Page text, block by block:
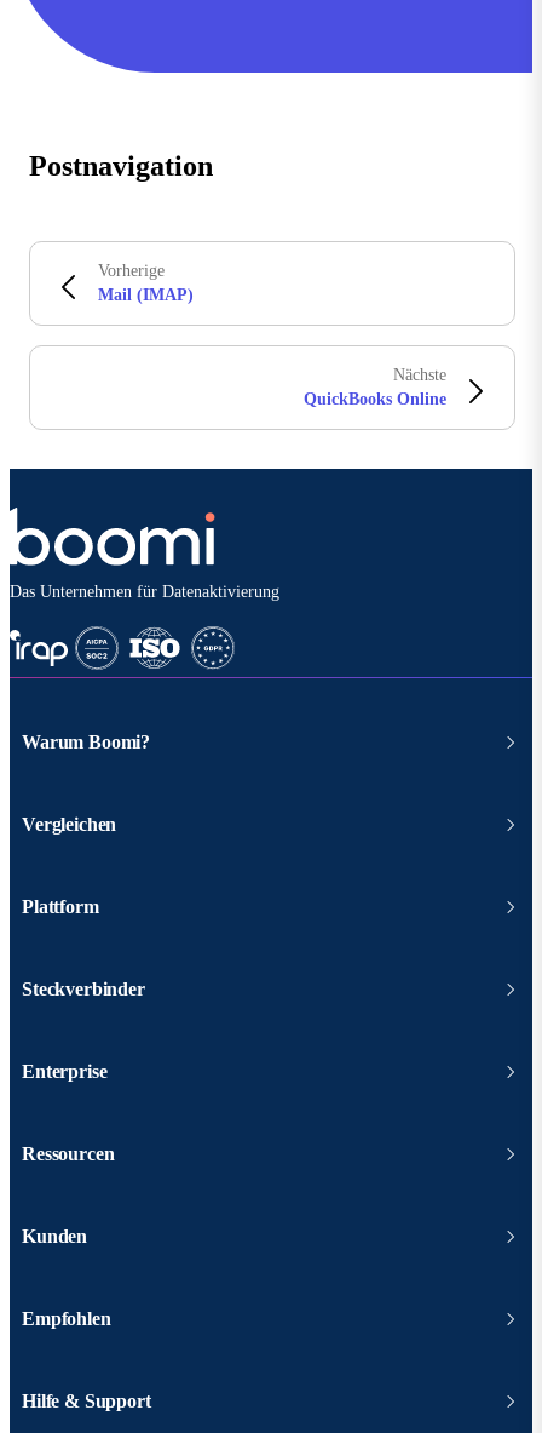
Postnavigation
Vorherige
Mail (IMAP)
Nächste
QuickBooks Online
Das Unternehmen für Datenaktivierung
Warum Boomi?
Vergleichen
Plattform
Steckverbinder
Enterprise
Ressourcen
Kunden
Empfohlen
Hilfe & Support